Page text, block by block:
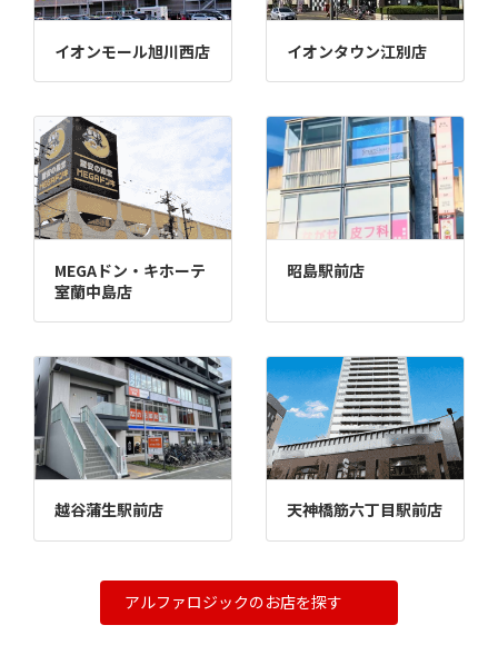
イオンモール旭川西店 イオンタウン江別店
MEGAドン・キホーテ
室蘭中島店
昭島駅前店
越谷蒲生駅前店 天神橋筋六丁目駅前店
アルファロジックのお店を探す